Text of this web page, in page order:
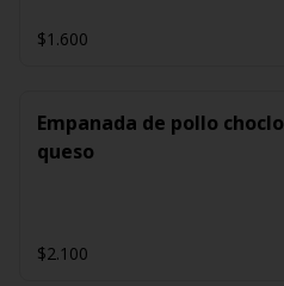
$1.600
Empanada de pollo choclo
queso
$2.100